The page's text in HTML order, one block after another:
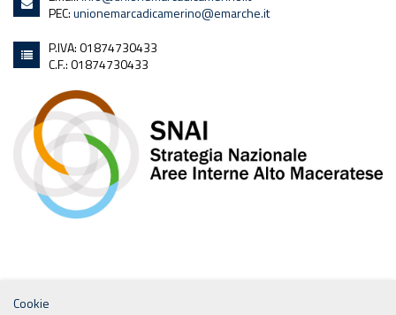
PEC:unionemarcadicamerino@emarche.it
P.IVA: 01874730433
C.F.: 01874730433
Cookie